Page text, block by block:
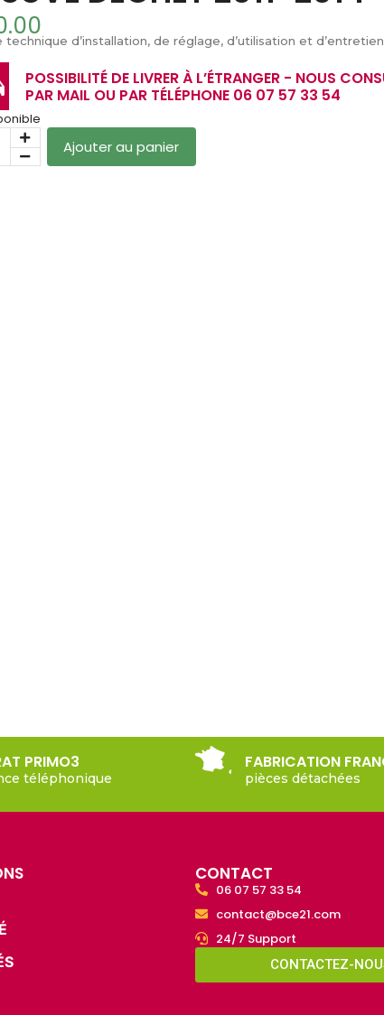
technique d’installation, de réglage, d’utilisation et d’entretien
POSSIBILITÉ DE LIVRER À L’ÉTRANGER - NOUS
PAR MAIL OU PAR TÉLÉPHONE 06 07 57 33 54
Ajouter au panier
PRIMO3
téléphonique
FABRICATION
pièces détachées
CONTACT
06 07 57 33 54
contact@bce21.com
24/7 Support
CONTACTEZ-